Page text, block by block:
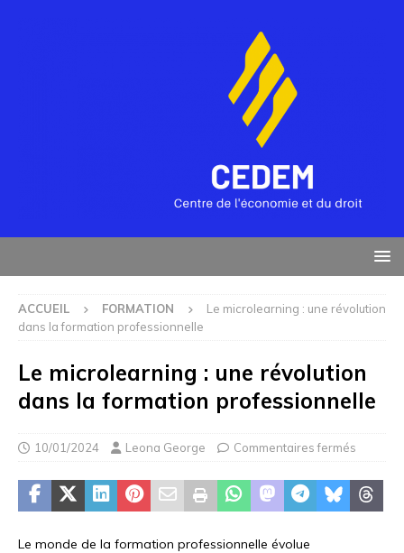
ACCUEIL FORMATION
Le microlearning : une révolution
dans la formation professionnelle
Le microlearning : une révolution
dans la formation professionnelle
10/01/2024 Leona George Commentaires fermés
Le monde de la formation professionnelle évolue